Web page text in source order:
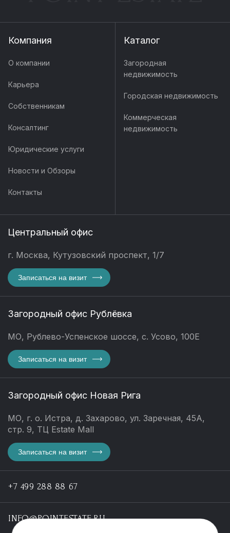
Компания
О компании
Карьера
Собственникам
Консалтинг
Юридические услуги
Новости и Обзоры
Контакты
Каталог
Загородная
недвижимость
Городская недвижимость
Коммерческая
недвижимость
Центральный офис
г. Москва, Кутузовский проспект, 1/7
Записаться на визит
Загородный офис Рублёвка
МО, Рублево-Успенское шоссе, с. Усово, 100Е
Записаться на визит
Загородный офис Новая Рига
МО, г. о. Истра, д. Захарово, ул. Заречная, 45А,
стр. 9, ТЦ Estate Mall
Записаться на визит
+7 499 288 88 67
INFO@POINTESTATE.RU